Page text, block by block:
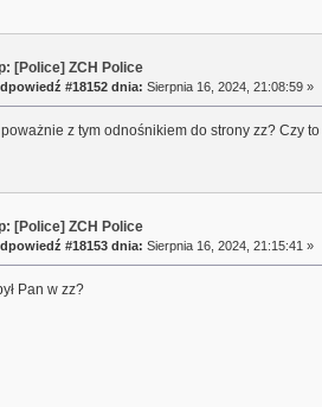
[Police] ZCH Police
#18152 dnia: Sierpnia 16, 2024, 21:08:59 »
poważnie z tym odnośnikiem do strony zz? Czy
[Police] ZCH Police
#18153 dnia: Sierpnia 16, 2024, 21:15:41 »
Pan w zz?